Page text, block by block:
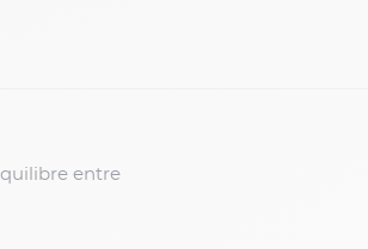
entre